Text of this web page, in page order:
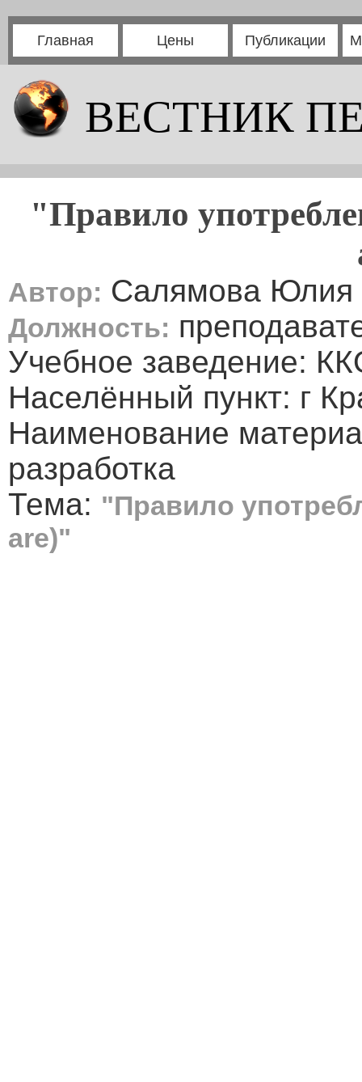
Главная Цены Публикации
ВЕСТНИК
"Правило
Автор: Салямова Юлия
Должность:
Учебное заведение:
Населённый пункт: г
Наименование
разработка
Тема: "Правило
are)"